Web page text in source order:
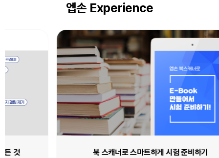
엡손 Experience
북 스캐너로 스마트하게 시험 준비하기